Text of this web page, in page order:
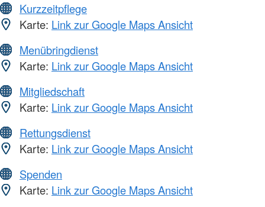
Kurzzeitpflege
Karte: Link zur Google Maps Ansicht
Menübringdienst
Karte: Link zur Google Maps Ansicht
Mitgliedschaft
Karte: Link zur Google Maps Ansicht
Rettungsdienst
Karte: Link zur Google Maps Ansicht
Spenden
Karte: Link zur Google Maps Ansicht